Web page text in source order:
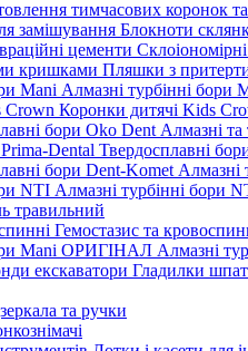
Блокноти
Пляшки з
Алмазні турбінні бори
Коронки дитячі Kids
Алмазні
Твердосплавні
Алмазні
Алмазні турбінні бори
травильний
Гемостазис та
Алмазні
Гладилки
та ручки